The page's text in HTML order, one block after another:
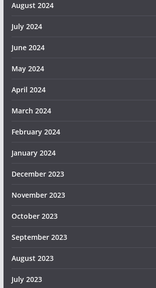
August 2024
July 2024
June 2024
May 2024
April 2024
March 2024
February 2024
January 2024
December 2023
November 2023
October 2023
September 2023
August 2023
July 2023